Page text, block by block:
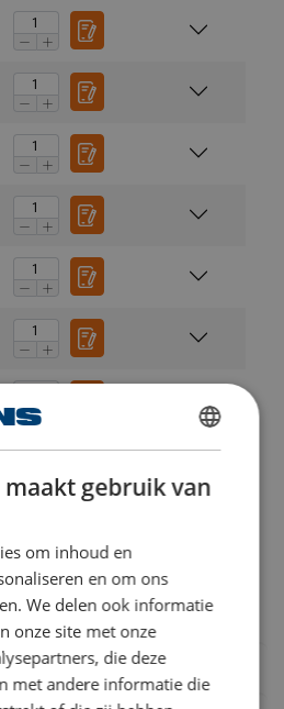
tot wel 65%*
PWE-PWS-User-Manual-ML-
POWERTEX PRS R-PET.pdf
PRS-r-PET-DoC-ML-
DUTCH
ENGLISH TRANSLATION
maakt gebruik van
om inhoud en
en om ons
We delen ook informatie
onze site met onze
die deze
met andere informatie die